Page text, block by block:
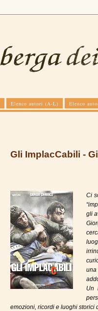
Elenco autori (A-L) Elenco
Gli ImplacCabili -
Ci
gli
Un
emozioni, ricordi e luoghi storici